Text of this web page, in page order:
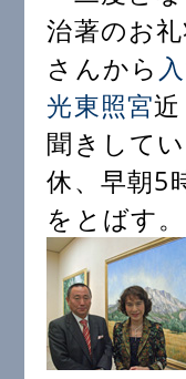
治著のお
さんから
光東照宮
聞きして
休、早朝5
をとばす。